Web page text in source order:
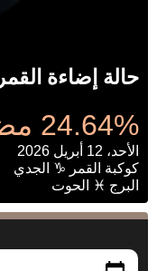
حالة إضاءة القمر
24.64% مضيء
الأحد، 12 أبريل 2026
كوكبة القمر ♑ الجدي
البرج ♓ الحوت